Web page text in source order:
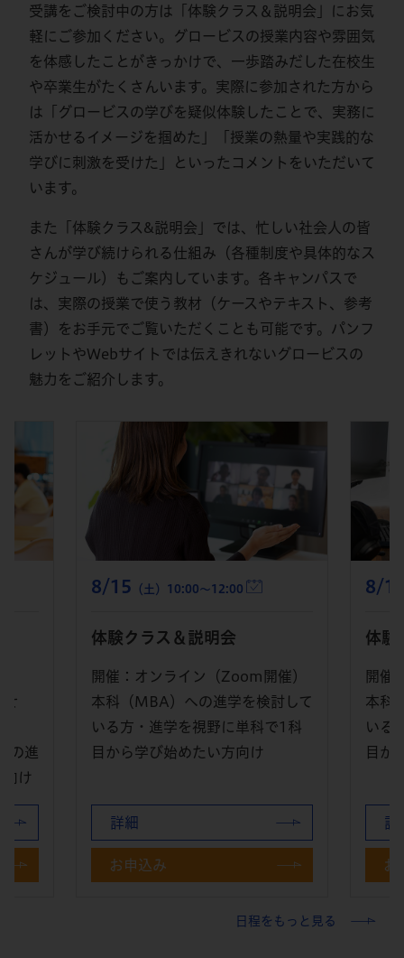
受講をご検討中の方は「体験クラス＆説明会」にお気
軽にご参加ください。グロービスの授業内容や雰囲気
を体感したことがきっかけで、一歩踏みだした在校生
や卒業生がたくさんいます。実際に参加された方から
は「グロービスの学びを疑似体験したことで、実務に
活かせるイメージを掴めた」「授業の熱量や実践的な
学びに刺激を受けた」といったコメントをいただいて
います。
また「体験クラス&説明会」では、忙しい社会人の皆
さんが学び続けられる仕組み（各種制度や具体的なス
ケジュール）もご案内しています。各キャンパスで
は、実際の授業で使う教材（ケースやテキスト、参考
書）をお手元でご覧いただくことも可能です。パンフ
レットやWebサイトでは伝えきれないグロービスの
魅力をご紹介します。
して
8/18 （火）19:30～21:30
体験クラス＆説明会
開催：オンライン（Zoom開催）
本科（MBA）への進学を検討して
いる方・進学を視野に単科で1科
目から学び始めたい方向け
詳細
お申込み
8/6
オー
開催
催）
ん。
グロ
詳
お
日程をもっと見る